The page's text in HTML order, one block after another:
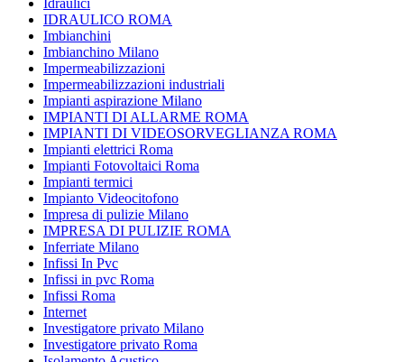
IDRAULICO ROMA
Imbianchini
Imbianchino Milano
Impermeabilizzazioni
Impermeabilizzazioni industriali
Impianti aspirazione Milano
IMPIANTI DI ALLARME ROMA
IMPIANTI DI VIDEOSORVEGLIANZA ROMA
Impianti elettrici Roma
Impianti Fotovoltaici Roma
Impianti termici
Impianto Videocitofono
Impresa di pulizie Milano
IMPRESA DI PULIZIE ROMA
Inferriate Milano
Infissi In Pvc
Infissi in pvc Roma
Infissi Roma
Internet
Investigatore privato Milano
Investigatore privato Roma